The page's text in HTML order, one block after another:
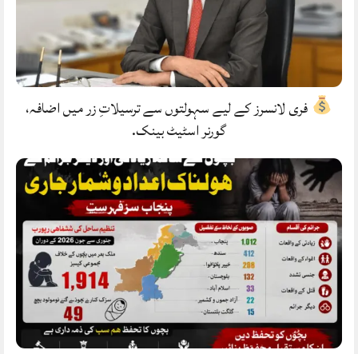
فری لانسرز کے لیے سہولتوں سے ترسیلاتِ زر میں اضافہ،
گورنر اسٹیٹ بینک.